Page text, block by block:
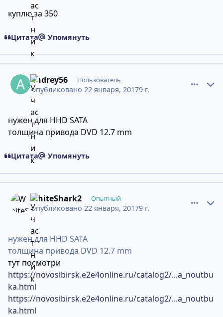
куплю за 350
Цитата Упомянуть
Andrey56 Пользователь
Опубликовано 22 января, 20179 г.
нужен для HHD SATA
толщина привода DVD 12.7 mm
Цитата Упомянуть
WhiteShark2 Опытный
Опубликовано 22 января, 20179 г.
нужен для HHD SATA
толщина привода DVD 12.7 mm
тут посмотри
https://novosibirsk.e2e4online.ru/catalog2/...a_noutbu
ka.html
https://novosibirsk.e2e4online.ru/catalog2/...a_noutbu
ka.html